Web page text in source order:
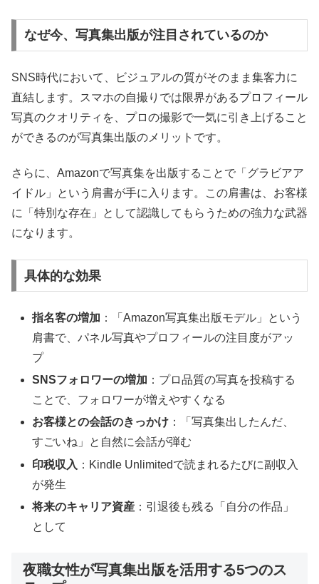
なぜ今、写真集出版が注目されているのか
SNS時代において、ビジュアルの質がそのまま集客力に
直結します。スマホの自撮りでは限界があるプロフィール
写真のクオリティを、プロの撮影で一気に引き上げること
ができるのが写真集出版のメリットです。
さらに、Amazonで写真集を出版することで「グラビアア
イドル」という肩書が手に入ります。この肩書は、お客様
に「特別な存在」として認識してもらうための強力な武器
になります。
具体的な効果
指名客の増加 ：「Amazon写真集出版モデル」という
肩書で、パネル写真やプロフィールの注目度がアッ
プ
SNSフォロワーの増加 ：プロ品質の写真を投稿する
ことで、フォロワーが増えやすくなる
お客様との会話のきっかけ ：「写真集出したんだ、
すごいね」と自然に会話が弾む
印税収入 ：Kindle Unlimitedで読まれるたびに副収入
が発生
将来のキャリア資産 ：引退後も残る「自分の作品」
として
夜職女性が写真集出版を活用する5つのス